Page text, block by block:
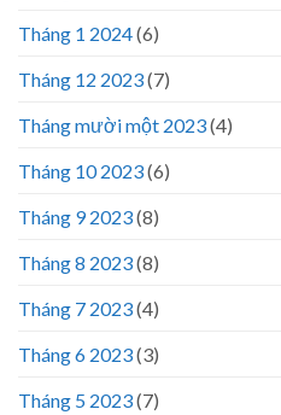
Tháng 1 2024(6)
Tháng 12 2023(7)
Tháng mười một 2023(4)
Tháng 10 2023(6)
Tháng 9 2023(8)
Tháng 8 2023(8)
Tháng 7 2023(4)
Tháng 6 2023(3)
Tháng 5 2023(7)